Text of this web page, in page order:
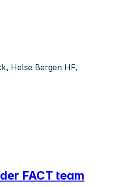
Helse Bergen HF,
FACT team